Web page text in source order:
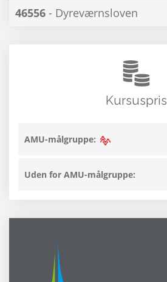
46556 - Dyreværnsloven
Kursuspris
AMU-målgruppe:
Uden for AMU-målgruppe: